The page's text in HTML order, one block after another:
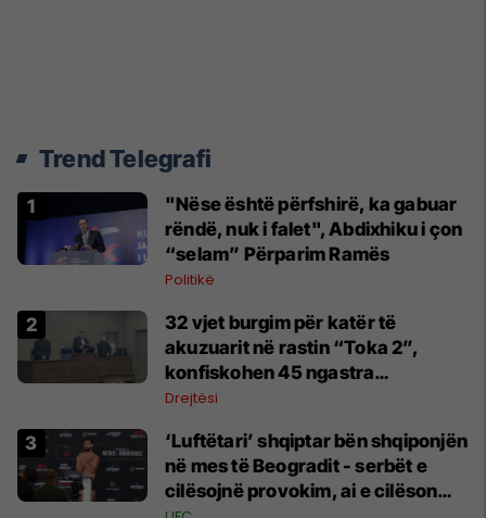
Trend Telegrafi
"Nëse është përfshirë, ka gabuar
rëndë, nuk i falet", Abdixhiku i çon
“selam” Përparim Ramës
Politikë
32 vjet burgim për katër të
akuzuarit në rastin “Toka 2”,
konfiskohen 45 ngastra
kadastrale
Drejtësi
‘Luftëtari’ shqiptar bën shqiponjën
në mes të Beogradit - serbët e
cilësojnë provokim, ai e cilëson